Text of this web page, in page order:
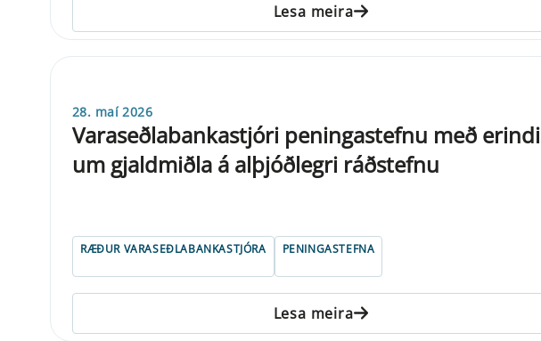
Lesa meira
28. maí 2026
Varaseðlabankastjóri peningastefnu með erindi
um gjaldmiðla á alþjóðlegri ráðstefnu
RÆÐUR VARASEÐLABANKASTJÓRA PENINGASTEFNA
Lesa meira